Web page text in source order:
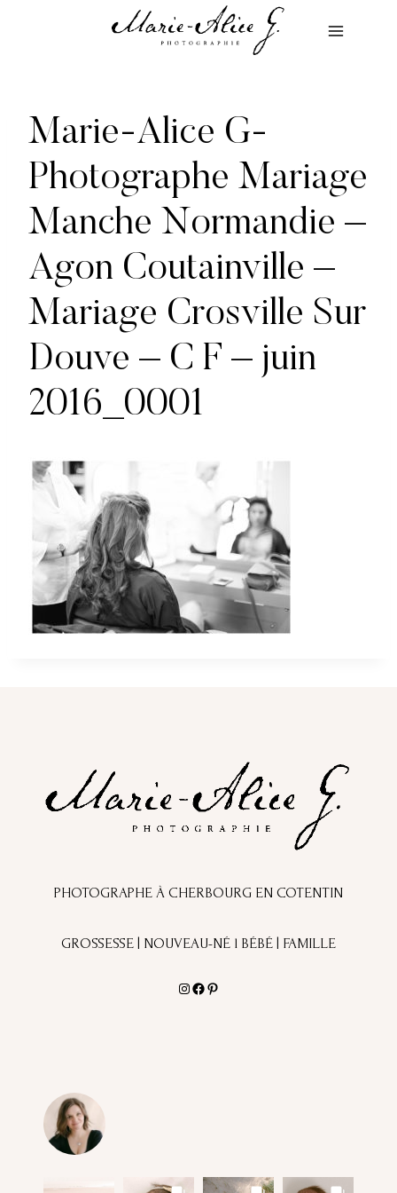
Marie-Alice G-
Photographe Mariage
Manche Normandie –
Agon Coutainville –
Mariage Crosville Sur
Douve – C F – juin
2016_0001
PHOTOGRAPHE À CHERBOURG EN COTENTIN
GROSSESSE | NOUVEAU-NÉ l BÉBÉ | FAMILLE
Instagram
Facebook
Pinterest